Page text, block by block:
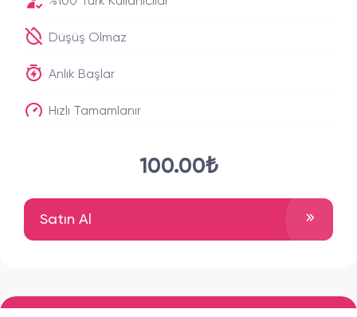
Düşüş Olmaz
Anlık Başlar
Hızlı Tamamlanır
100.00₺
Satın Al